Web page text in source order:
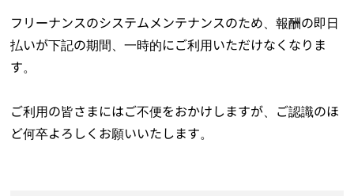
フリーナンスのシステムメンテナンスのため、報酬の即日
払いが下記の期間、一時的にご利用いただけなくなりま
す。
ご利用の皆さまにはご不便をおかけしますが、ご認識のほ
ど何卒よろしくお願いいたします。